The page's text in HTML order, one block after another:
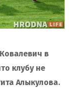
в
клубу не
Алыкулова.